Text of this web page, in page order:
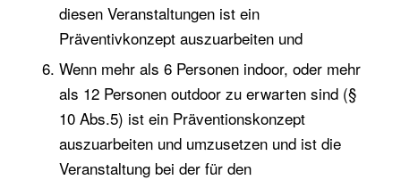
diesen Veranstaltungen ist ein
Präventivkonzept auszuarbeiten und
Wenn mehr als 6 Personen indoor, oder mehr
als 12 Personen outdoor zu erwarten sind (§
10 Abs.5) ist ein Präventionskonzept
auszuarbeiten und umzusetzen und ist die
Veranstaltung bei der für den